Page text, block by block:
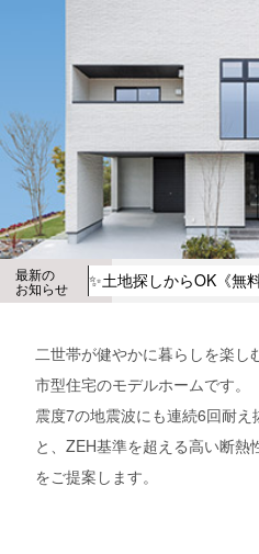
最新の
お知らせ ✨土地探しからOK《無
二世帯が健やかに暮らしを楽
市型住宅のモデルホームです。
震度7の地震波にも連続6回耐え
と、ZEH基準を超える高い断熱
をご提案します。